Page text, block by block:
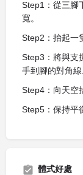
Step1：從三腳
寬。
Step2：抬起一
Step3：將與支
手到腳的對角線
Step4：向天空
Step5：保持平
體式好處